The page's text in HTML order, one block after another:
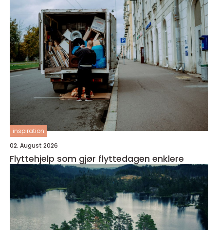
inspiration
02. August 2026
Flyttehjelp som gjør flyttedagen enklere